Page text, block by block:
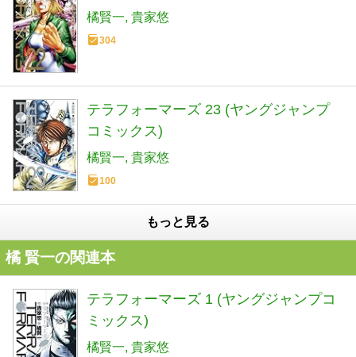
橘賢一 貴家悠
304
テラフォーマーズ 23 (ヤングジャンプ
コミックス)
橘賢一 貴家悠
100
もっと見る
橘 賢一の関連本
テラフォーマーズ 1 (ヤングジャンプコ
ミックス)
橘賢一 貴家悠